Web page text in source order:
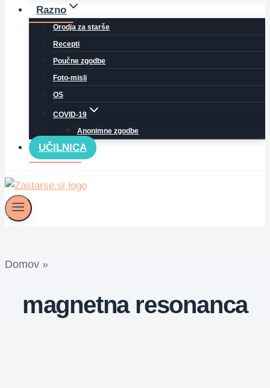
Razno
Orodja za starše
Recepti
Poučne zgodbe
Foto-misli
OS
COVID-19
Anonimne zgodbe
UČILNICA
Domov »
magnetna resonanca